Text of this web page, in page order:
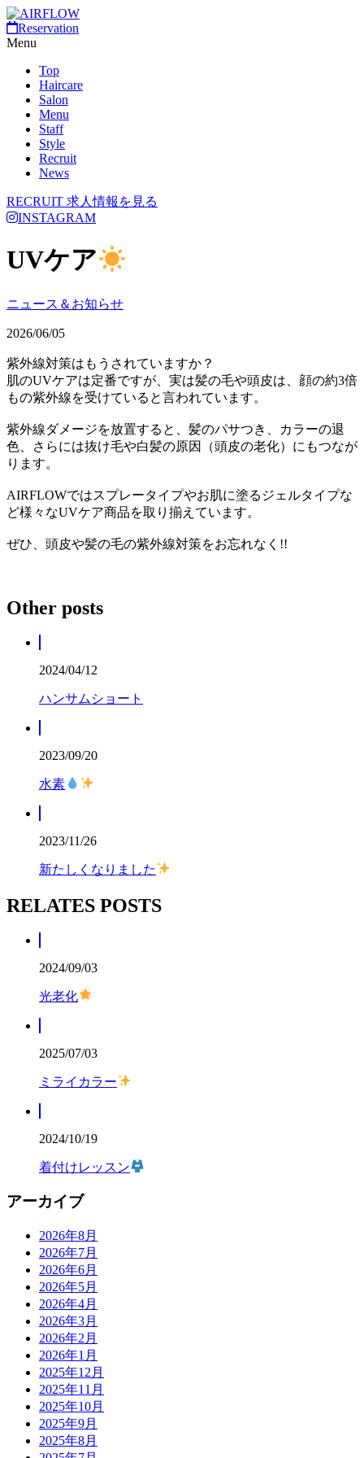
Reservation
Menu
Top
Haircare
Salon
Menu
Staff
Style
Recruit
News
RECRUIT 求人情報を見る
INSTAGRAM
UVケア
ニュース＆お知らせ
2026/06/05
紫外線対策はもうされていますか？
肌のUVケアは定番ですが、実は髪の毛や頭皮は、顔の約3倍
もの紫外線を受けていると言われています。
紫外線ダメージを放置すると、髪のパサつき、カラーの退
色、さらには抜け毛や白髪の原因（頭皮の老化）にもつなが
ります。
AIRFLOWではスプレータイプやお肌に塗るジェルタイプな
ど様々なUVケア商品を取り揃えています。
ぜひ、頭皮や髪の毛の紫外線対策をお忘れなく!!
Other posts
2024/04/12
ハンサムショート
2023/09/20
水素
2023/11/26
新たしくなりました
RELATES POSTS
2024/09/03
光老化
2025/07/03
ミライカラー
2024/10/19
着付けレッスン
アーカイブ
2026年8月
2026年7月
2026年6月
2026年5月
2026年4月
2026年3月
2026年2月
2026年1月
2025年12月
2025年11月
2025年10月
2025年9月
2025年8月